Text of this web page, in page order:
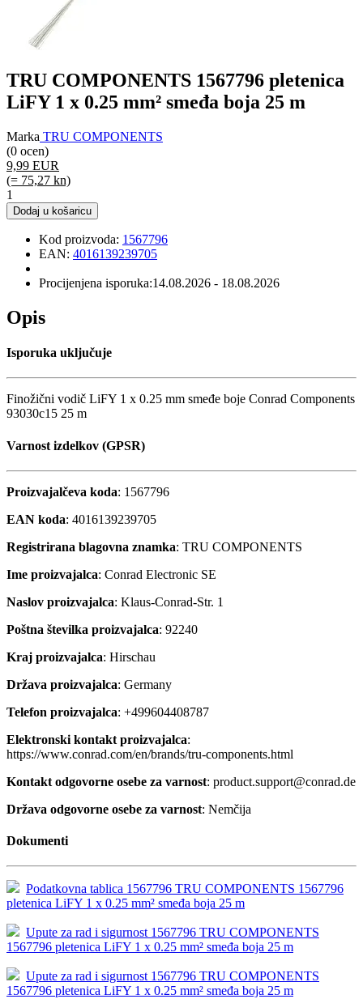
TRU COMPONENTS 1567796 pletenica
LiFY 1 x 0.25 mm² smeđa boja 25 m
Marka TRU COMPONENTS
(0 ocen)
9,99 EUR
(= 75,27 kn)
1
Dodaj u košaricu
Kod proizvoda: 1567796
EAN: 4016139239705
Procijenjena isporuka:14.08.2026 - 18.08.2026
Opis
Isporuka uključuje
Finožični vodič LiFY 1 x 0.25 mm smeđe boje Conrad Components
93030c15 25 m
Varnost izdelkov (GPSR)
Proizvajalčeva koda: 1567796
EAN koda: 4016139239705
Registrirana blagovna znamka: TRU COMPONENTS
Ime proizvajalca: Conrad Electronic SE
Naslov proizvajalca: Klaus-Conrad-Str. 1
Poštna številka proizvajalca: 92240
Kraj proizvajalca: Hirschau
Država proizvajalca: Germany
Telefon proizvajalca: +499604408787
Elektronski kontakt proizvajalca:
https://www.conrad.com/en/brands/tru-components.html
Kontakt odgovorne osebe za varnost: product.support@conrad.de
Država odgovorne osebe za varnost: Nemčija
Dokumenti
Podatkovna tablica 1567796 TRU COMPONENTS 1567796
pletenica LiFY 1 x 0.25 mm² smeđa boja 25 m
Upute za rad i sigurnost 1567796 TRU COMPONENTS
1567796 pletenica LiFY 1 x 0.25 mm² smeđa boja 25 m
Upute za rad i sigurnost 1567796 TRU COMPONENTS
1567796 pletenica LiFY 1 x 0.25 mm² smeđa boja 25 m